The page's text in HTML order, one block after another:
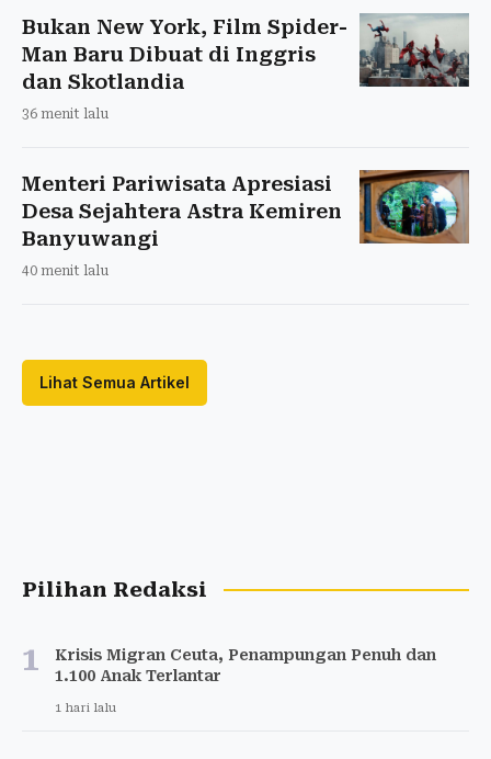
Bukan New York, Film Spider-
Man Baru Dibuat di Inggris
dan Skotlandia
36 menit lalu
Menteri Pariwisata Apresiasi
Desa Sejahtera Astra Kemiren
Banyuwangi
40 menit lalu
Lihat Semua Artikel
Pilihan Redaksi
1
Krisis Migran Ceuta, Penampungan Penuh dan
1.100 Anak Terlantar
1 hari lalu